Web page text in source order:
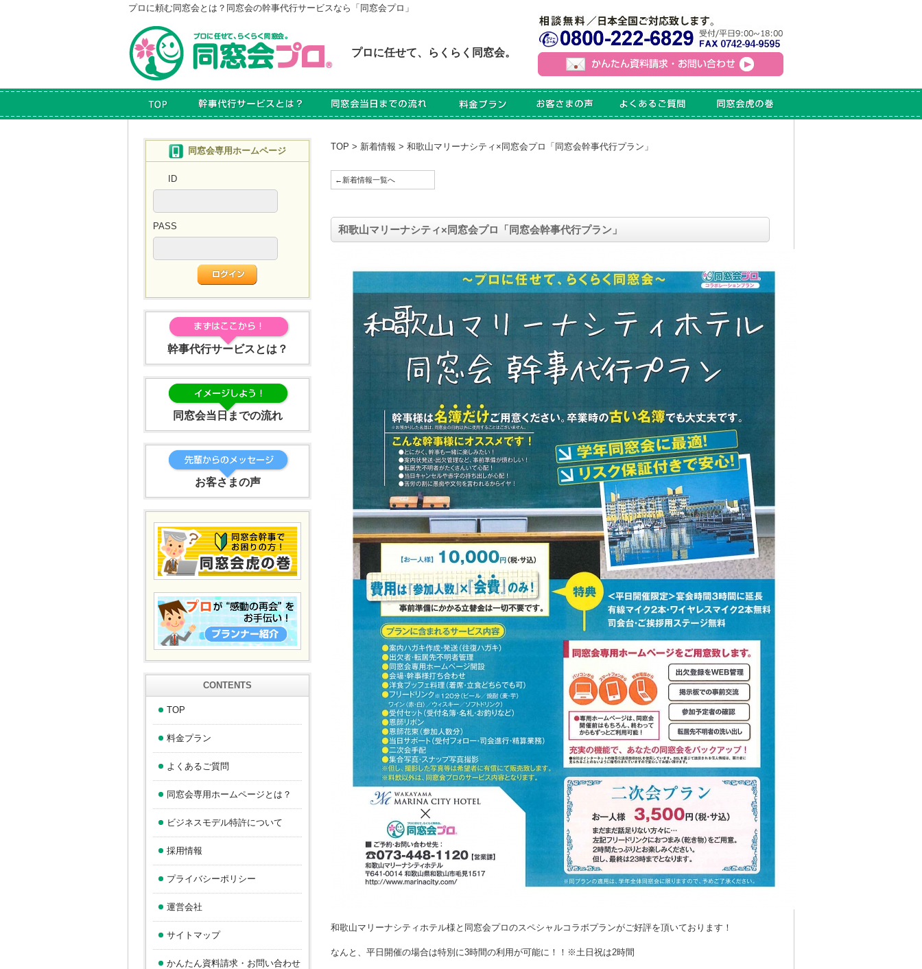
プロに頼む同窓会とは？ 同窓会の幹事代行サービスなら「同窓会プロ」
プロに任せて、らくらく同窓会。
TOP > 新着情報 > 和歌山マリーナシティ×同窓会プロ「同窓会幹事代行プラン」
←新着情報一覧へ
和歌山マリーナシティ×同窓会プロ「同窓会幹事代行プラン」
和歌山マリーナシティホテル様と同窓会プロのスペシャルコラボプランがご好評を頂いております！
なんと、平日開催の場合は特別に3時間の利用が可能に！！※土日祝は2時間
同窓会専用ホームページ
ID
PASS
幹事代行サービスとは？
同窓会当日までの流れ
お客さまの声
CONTENTS
TOP
料金プラン
よくあるご質問
同窓会専用ホームページとは？
ビジネスモデル特許について
採用情報
プライバシーポリシー
運営会社
サイトマップ
かんたん資料請求・お問い合わせ